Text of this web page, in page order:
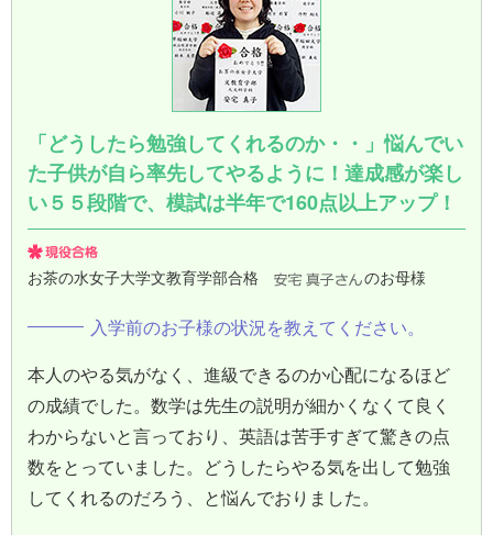
「どうしたら勉強してくれるのか・・」悩んでい
た子供が自ら率先してやるように！達成感が楽し
い５５段階で、模試は半年で160点以上アップ！
お茶の水女子大学文教育学部合格 のお母様
入学前のお子様の状況を教えてください。
本人のやる気がなく、進級できるのか心配になるほど
の成績でした。数学は先生の説明が細かくなくて良く
わからないと言っており、英語は苦手すぎて驚きの点
数をとっていました。どうしたらやる気を出して勉強
してくれるのだろう、と悩んでおりました。